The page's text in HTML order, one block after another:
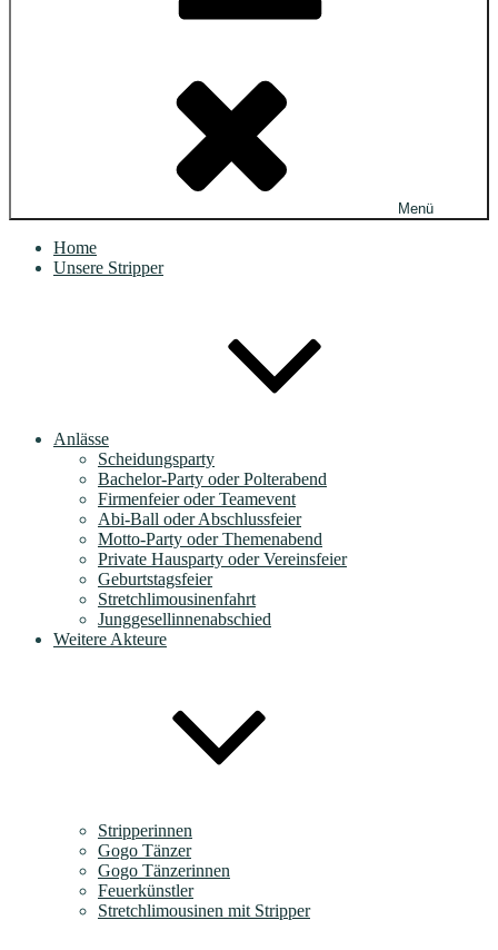
Menü
Home
Unsere Stripper
Anlässe
Scheidungsparty
Bachelor-Party oder Polterabend
Firmenfeier oder Teamevent
Abi-Ball oder Abschlussfeier
Motto-Party oder Themenabend
Private Hausparty oder Vereinsfeier
Geburtstagsfeier
Stretchlimousinenfahrt
Junggesellinnenabschied
Weitere Akteure
Stripperinnen
Gogo Tänzer
Gogo Tänzerinnen
Feuerkünstler
Stretchlimousinen mit Stripper